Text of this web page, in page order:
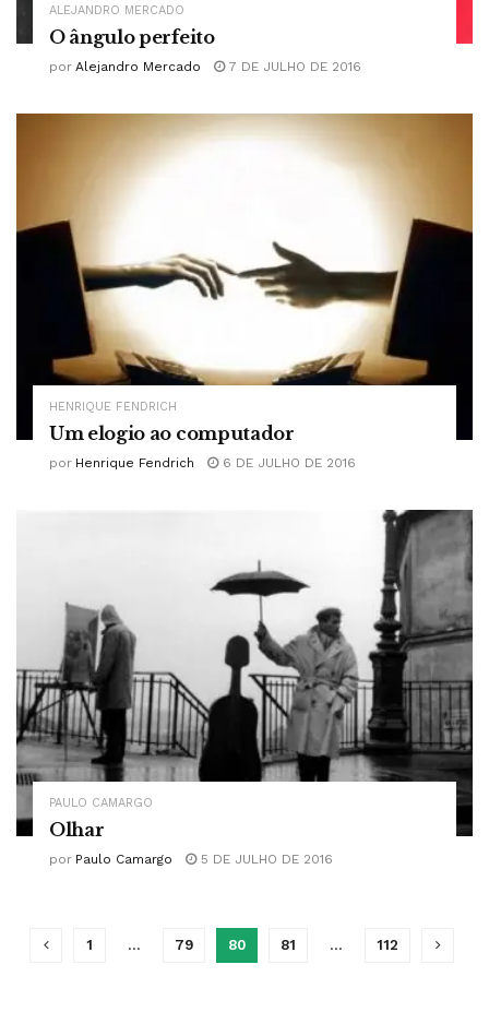
ALEJANDRO MERCADO
O ângulo perfeito
por Alejandro Mercado 7 DE JULHO DE 2016
HENRIQUE FENDRICH
Um elogio ao computador
por Henrique Fendrich 6 DE JULHO DE 2016
PAULO CAMARGO
Olhar
por Paulo Camargo 5 DE JULHO DE 2016
1 … 79 80 81 … 112